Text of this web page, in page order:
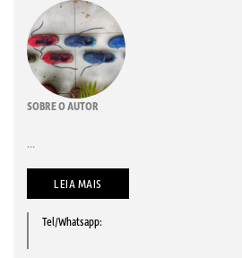
SOBRE O AUTOR
...
LEIA MAIS
Tel/Whatsapp: